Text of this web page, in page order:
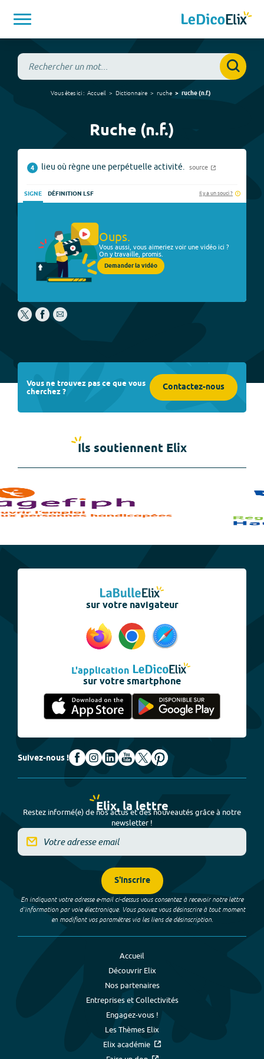
Vous êtes ici : Accueil Dictionnaire ruche ruche(n.f.)
Ruche (n.f.)
4 lieu où règne une perpétuelle activité. source
SIGNE DÉFINITION LSF Il y a un souci ?
Oups.
Vous aussi, vous aimeriez voir une vidéo ici ?
On y travaille, promis.
Demander la vidéo
Vous ne trouvez pas ce que vous
cherchez ? Contactez-nous
Ils soutiennent Elix
sur votre navigateur
L'application
sur votre smartphone
Suivez-nous !
Elix, la lettre
Restez informé(e) de nos actus et des nouveautés grâce à notre
newsletter !
S'inscrire
En indiquant votre adresse e-mail ci-dessus vous consentez à recevoir notre lettre
d’information par voie électronique. Vous pouvez vous désinscrire à tout moment
en modifiant vos paramètres via les liens de désinscription.
Accueil
Découvrir Elix
Nos partenaires
Entreprises et Collectivités
Engagez-vous !
Les Thèmes Elix
Elix académie